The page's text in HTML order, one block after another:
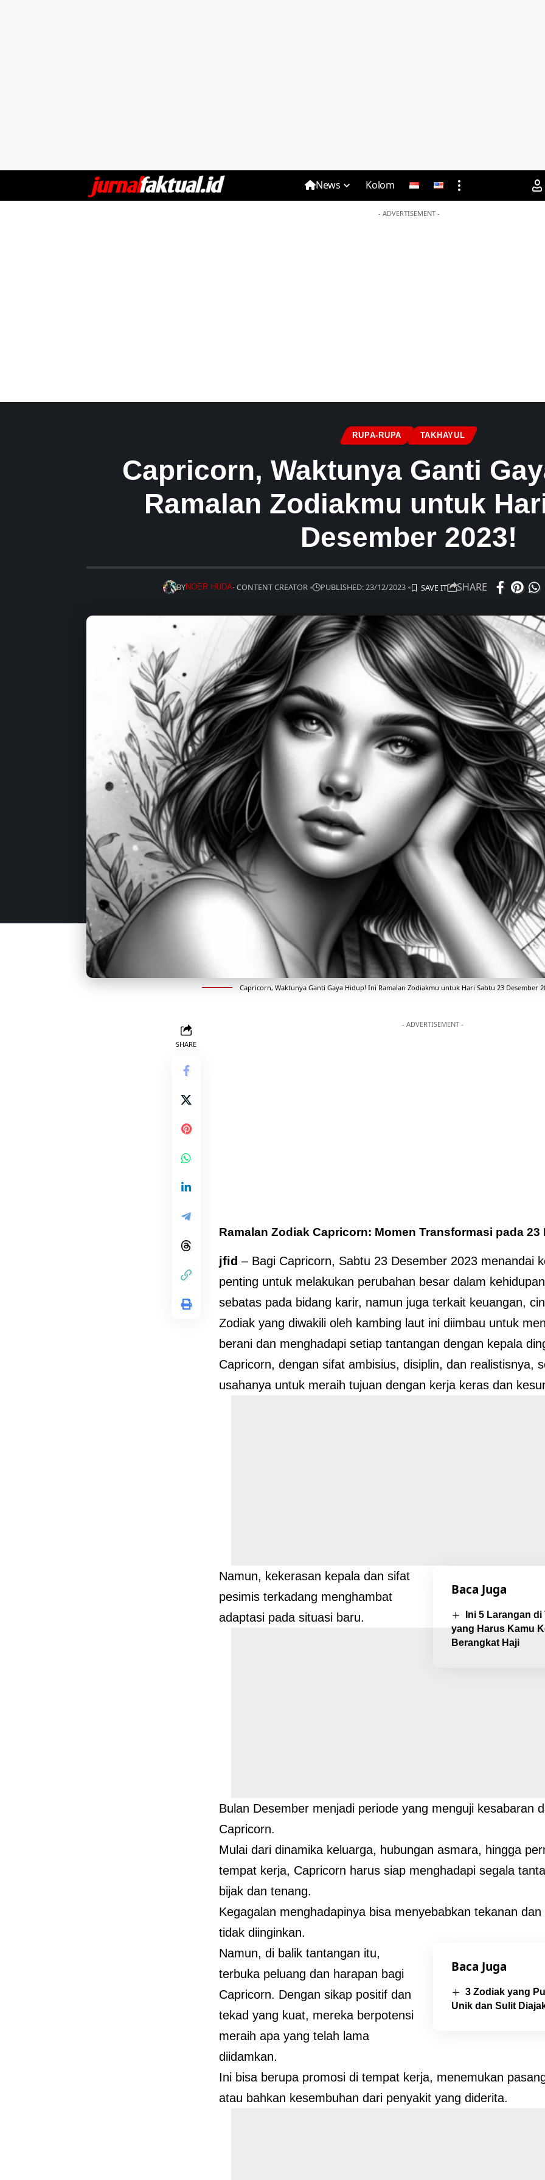
News Kolom
- ADVERTISEMENT -
RUPA-RUPA TAKHAYUL
Capricorn, Waktunya Ganti
Ramalan Zodiakmu untuk
Desember 2023!
BYNOER HUDA- CONTENT CREATOR PUBLISHED: 23/12/2023 SHARE
Capricorn, Waktunya Ganti Gaya Hidup! Ini Ramalan Zodiakmu untuk Hari Sabtu 23 Desember
SHARE
- ADVERTISEMENT -
Ramalan Zodiak Capricorn: Momen Transformasi pada 23
jfid – Bagi Capricorn, Sabtu 23 Desember 2023 menandai
penting untuk melakukan perubahan besar dalam
sebatas pada bidang karir, namun juga terkait keuangan,
Zodiak yang diwakili oleh kambing laut ini diimbau untuk
berani dan menghadapi setiap tantangan dengan kepala
Capricorn, dengan sifat ambisius, disiplin, dan realistisnya,
usahanya untuk meraih tujuan dengan kerja keras dan
Baca Juga
Ini 5 Larangan
yang Harus Kamu
Berangkat Haji
Namun, kekerasan kepala dan sifat
pesimis terkadang menghambat
adaptasi pada situasi baru.
Bulan Desember menjadi periode yang menguji kesabaran
Capricorn.
Mulai dari dinamika keluarga, hubungan asmara, hingga
tempat kerja, Capricorn harus siap menghadapi segala
bijak dan tenang.
Kegagalan menghadapinya bisa menyebabkan tekanan
tidak diinginkan.
Baca Juga
3 Zodiak yang
Unik dan Sulit
Namun, di balik tantangan itu,
terbuka peluang dan harapan bagi
Capricorn. Dengan sikap positif dan
tekad yang kuat, mereka berpotensi
meraih apa yang telah lama
diidamkan.
Ini bisa berupa promosi di tempat kerja, menemukan
atau bahkan kesembuhan dari penyakit yang diderita.